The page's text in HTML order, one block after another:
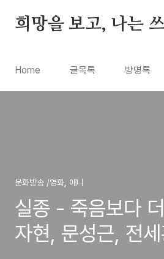
희망을 보고, 나는 쓰
Home 글목록 방명록
문화방송 /영화, 애니
실종 - 죽음보다
자현, 문성근, 전